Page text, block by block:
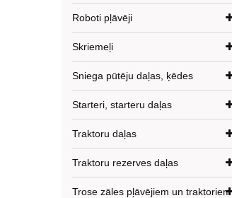
Roboti pļāvēji
Skriemeļi
Sniega pūtēju daļas, ķēdes
Starteri, starteru daļas
Traktoru daļas
Traktoru rezerves daļas
Trose zāles pļāvējiem un traktoriem